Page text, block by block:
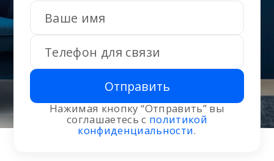
Отправить
Нажимая кнопку “Отправить” вы
соглашаетесь с политикой
конфиденциальности.